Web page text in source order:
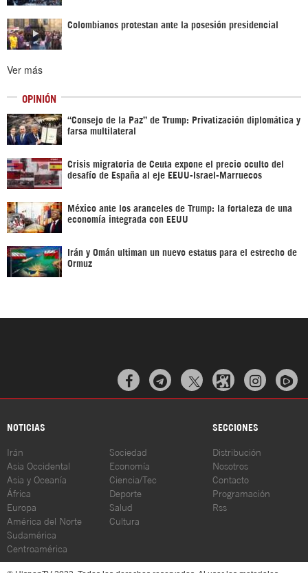
Colombianos protestan ante la posesión presidencial
Ver más
OPINIÓN
“Consejo de la Paz” de Trump: Privatización diplomática y
farsa multilateral
Crisis migratoria de Ceuta expone el precio oculto del
desafío de España al eje EEUU-Israel-Marruecos
México ante los aranceles de Trump: la fortaleza de una
economía integrada con EEUU
Irán y Omán ultiman un nuevo estatus para el estrecho de
Ormuz
  
NOTICIAS SECCIONES
Irán
Asia Occidental
Asia y Oceanía
África
Europa
América del Norte
Sudamérica
Centroamérica
Sociedad
Economía
Ciencia/Tec
Deporte
Salud
Cultura
Distribución
Nosotros
Contacto
Programación
Rss